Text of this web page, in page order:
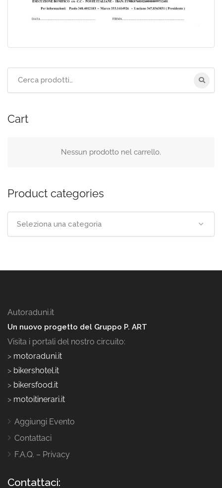
Cart
Nessun prodotto nel carrello.
Product categories
Seleziona una categoria
Autoraduni.it
Un nuovo progetto del Gruppo P. ART
Visita i portali del nostro circuito:
> motoraduni.it
> bikershotel.it
> bikersfood.it
> motoitinerari.it
Aggiungi Evento
Contattaci
F.A.Q. – Privacy
Contattaci: